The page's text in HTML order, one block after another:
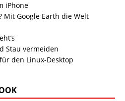
iPhone
Mit Google Earth die Welt
Stau vermeiden
den Linux-Desktop